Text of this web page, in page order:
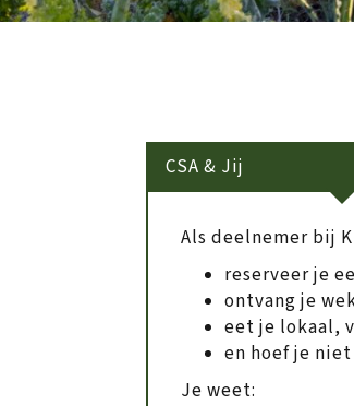
CSA & Jij
Als deelnemer bij
reserveer je
ontvang je
eet je lokaal,
en hoef je
Je weet: